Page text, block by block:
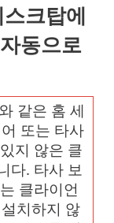
크탑에
동으로
같은 홈 세
또는 타사
지 않은 클
다. 타사 보
클라이언
치하지 않